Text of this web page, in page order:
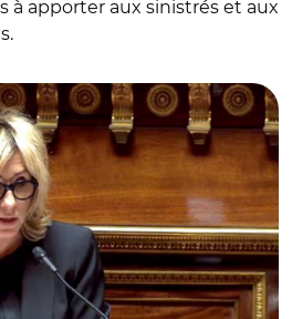
à apporter aux sinistrés et aux
Nicole Bonnefoy, auteure de